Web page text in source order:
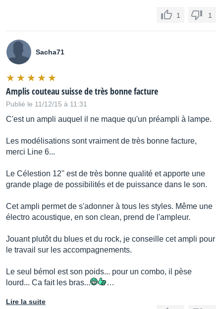
1 1
Sacha71
Amplis couteau suisse de très bonne facture
Publié le 11/12/15 à 11:31
C'est un ampli auquel il ne maque qu'un préampli à lampe.
Les modélisations sont vraiment de très bonne facture,
merci Line 6...
Le Célestion 12'' est de très bonne qualité et apporte une
grande plage de possibilités et de puissance dans le son.
Cet ampli permet de s'adonner à tous les styles. Même une
électro acoustique, en son clean, prend de l'ampleur.
Jouant plutôt du blues et du rock, je conseille cet ampli pour
le travail sur les accompagnements.
Le seul bémol est son poids... pour un combo, il pèse
lourd... Ca fait les bras...
…
Lire la suite